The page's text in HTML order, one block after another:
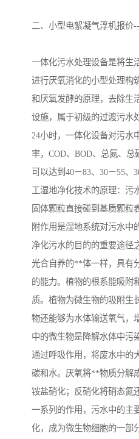
二、小型电絮凝气浮机报价
一体化污水处理设备是将生
进行厌氧消化的小型处理构
和厌氧发酵的原理，去除生
设施，属于初级的过渡污水
24小时，一体化设备对污水
率，COD、BOD、总氮、总
可以达到40－83、30－55、
工湿地净化技术的原理：污
固体颗粒直接碰到基质颗粒
附作用是湿地系统对污水中
净化污水的目的的重要途径
光合自养的**体一样，具有
的能力。植物的根系能吸附
质。植物为微生物的吸附生
物还能够为水体输送氧气，
中的微生物是降解水体中污
通过呼吸作用，将废水中的
碳和水。厌氧将**物质分解
铵盐硝化；反硝化将硝态氮
一系列的作用，污水中的主
化，成为微生物细胞的一部
成套生活污水处理设备
肉制品加工污水处理设备
金属配件洗涤污水处理设
微动力污水处理设备
接触式一体化污水处理设
淀粉污水处理设备
净水设备反渗透
喷漆污水处理设备
屠宰场一体化污水处设备
生产厂家
洗车污水处理设备
熟食厂污水处理设备
汽车污水处理设备
农村生活污水处理设备